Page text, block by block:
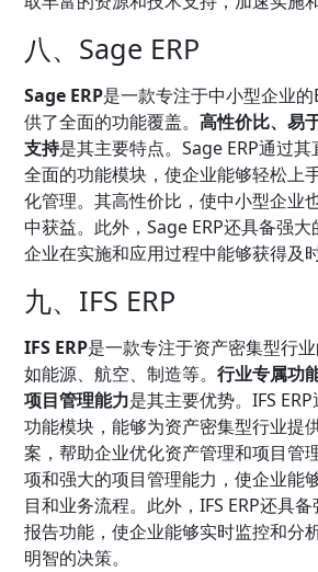
八、Sage ERP
Sage ERP是一款专注于中小型企业
供了全面的功能覆盖。高性价比、易
支持是其主要特点。Sage ERP通过
全面的功能模块，使企业能够轻松上
化管理。其高性价比，使中小型企业
中获益。此外，Sage ERP还具备强大
企业在实施和应用过程中能够获得及
九、IFS ERP
IFS ERP是一款专注于资产密集型行业
如能源、航空、制造等。行业专属功
项目管理能力是其主要优势。IFS
功能模块，能够为资产密集型行业提
案，帮助企业优化资产管理和项目管
项和强大的项目管理能力，使企业能
目和业务流程。此外，IFS ERP还具
报告功能，使企业能够实时监控和分
明智的决策。